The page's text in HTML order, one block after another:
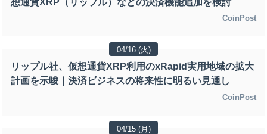
CoinPost
04/16 (火)
リップル社、仮想通貨XRP利用のxRapid実用地域の拡大
計画を示唆｜決済ビジネスの将来性に明るい見通し
CoinPost
04/15 (月)